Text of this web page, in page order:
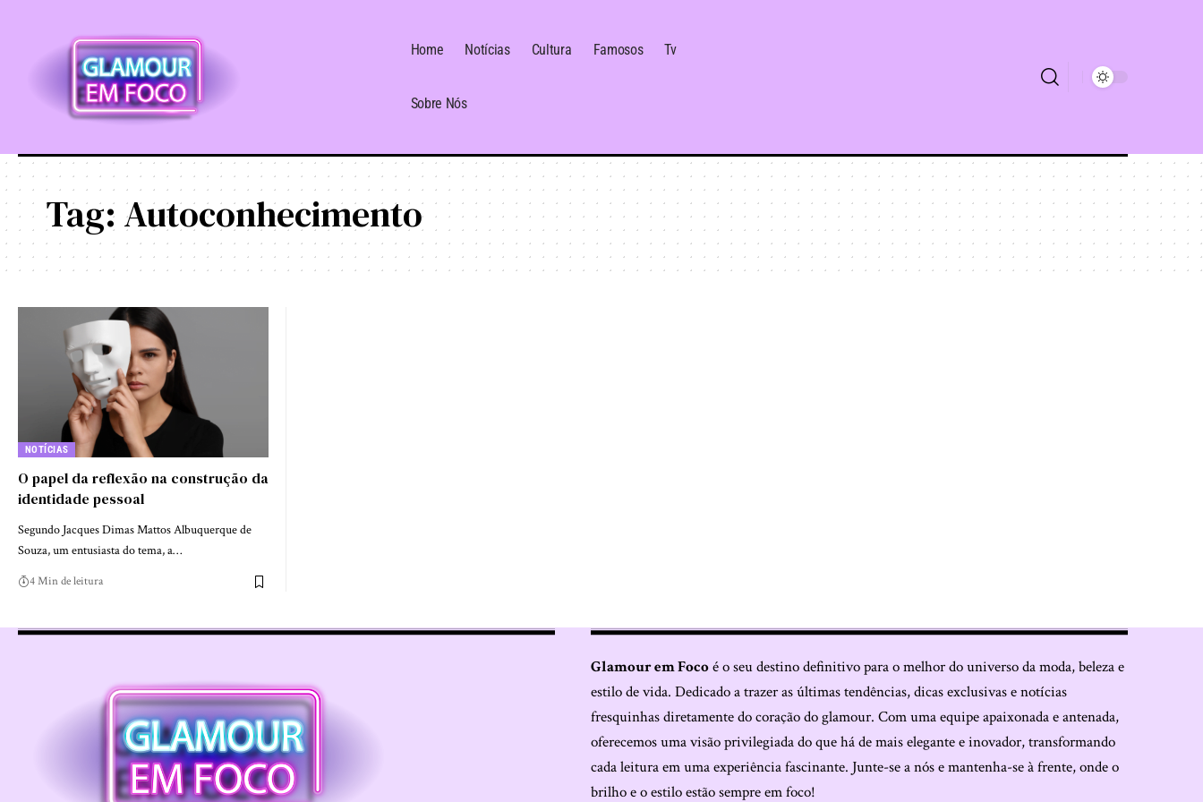
Home Notícias Cultura Famosos Tv
Sobre Nós
Tag: Autoconhecimento
NOTÍCIAS
O papel da reflexão na construção da
identidade pessoal
Segundo Jacques Dimas Mattos Albuquerque de
Souza, um entusiasta do tema, a…
4 Min de leitura
Glamour em Focoé o seu destino definitivo para o melhor do universo da moda, beleza e
estilo de vida. Dedicado a trazer as últimas tendências, dicas exclusivas e notícias
fresquinhas diretamente do coração do glamour. Com uma equipe apaixonada e antenada,
oferecemos uma visão privilegiada do que há de mais elegante e inovador, transformando
cada leitura em uma experiência fascinante. Junte-se a nós e mantenha-se à frente, onde o
brilho e o estilo estão sempre em foco!